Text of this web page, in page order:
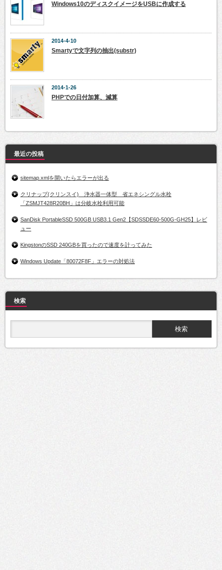
Windows10のディスクイメージをUSBに作成する
2014-4-10
Smartyで文字列の抽出(substr)
2014-1-26
PHPでの日付加算、減算
最近の投稿
sitemap.xmlを開いたらエラーが出る
クリナップ(クリンスイ) 浄水器一体型 省エネシングル水栓
「ZSMJT428R20BH」は分岐水栓利用可能
SanDisk PortableSSD 500GB USB3.1 Gen2【SDSSDE60-500G-GH25】レビ
ュー
KingstonのSSD 240GBを買ったので速度を計ってみた
Windows Update「80072F8F」エラーの対処法
検索